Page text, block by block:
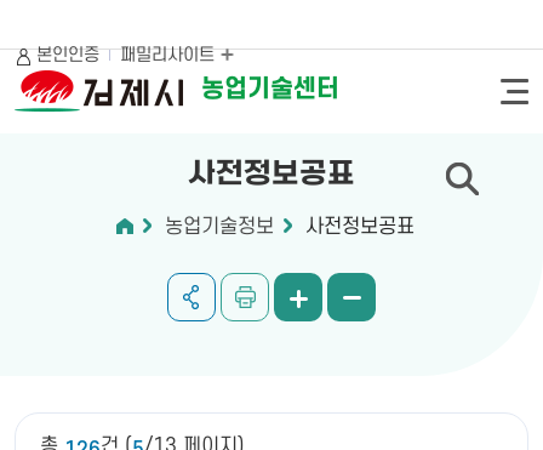
농업기술센터
본인인증 패밀리사이트
사전정보공표
농업기술정보 사전정보공표